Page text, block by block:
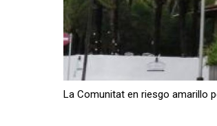
La Comunitat en riesgo amarillo